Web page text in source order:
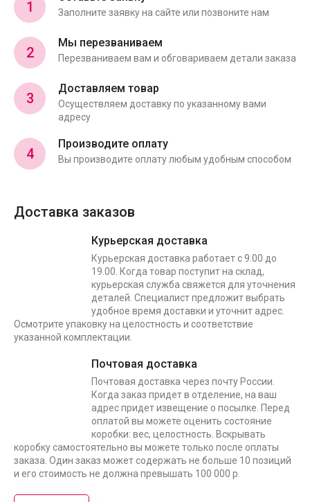
1 Заполните заявку на сайте или позвоните нам
2
Мы перезваниваем
Перезваниваем вам и обговариваем детали заказа
3
Доставляем товар
Осуществляем доставку по указанному вами
адресу
4
Производите оплату
Вы производите оплату любым удобным способом
Доставка заказов
Курьерская доставка
Курьерская доставка работает с 9.00 до
19.00. Когда товар поступит на склад,
курьерская служба свяжется для уточнения
деталей. Специалист предложит выбрать
удобное время доставки и уточнит адрес.
Осмотрите упаковку на целостность и соответствие
указанной комплектации.
Почтовая доставка
Почтовая доставка через почту России.
Когда заказ придет в отделение, на ваш
адрес придет извещение о посылке. Перед
оплатой вы можете оценить состояние
коробки: вес, целостность. Вскрывать
коробку самостоятельно вы можете только после оплаты
заказа. Один заказ может содержать не больше 10 позиций
и его стоимость не должна превышать 100 000 р.